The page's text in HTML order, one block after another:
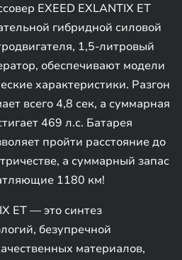
EXEED EXLANTIX ET
гибридной силовой
1,5-литровый
обеспечивают модели
характеристики. Разгон
всего 4,8 сек, а суммарная
469 л.с. Батарея
пройти расстояние до
а суммарный запас
1180 км!
ET — это синтез
безупречной
материалов,